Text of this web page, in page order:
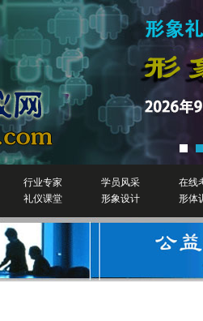
行业专家 学员风采 在线
礼仪课堂 形象设计 形体